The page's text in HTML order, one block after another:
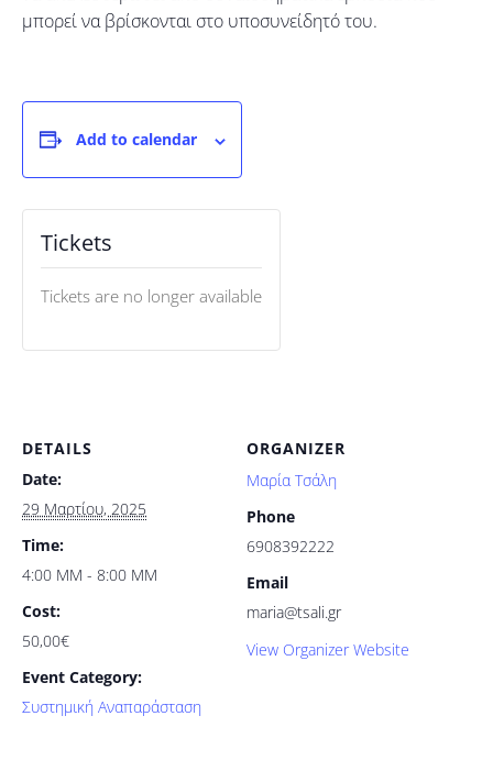
μπορεί να βρίσκονται στο υποσυνείδητό του.
Add to calendar
DETAILS
Date:
29 Μαρτίου, 2025
Time:
4:00 ΜΜ - 8:00 ΜΜ
Cost:
50,00€
Event Category:
Συστημική Αναπαράσταση
ORGANIZER
Μαρία Τσάλη
Phone
6908392222
Email
maria@tsali.gr
View Organizer Website
Tickets
Tickets are no longer available